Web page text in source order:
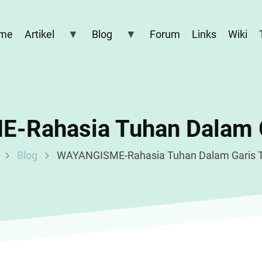
Artikel Blog Forum Links Wiki
Rahasia Tuhan Dalam
Blog WAYANGISME-Rahasia Tuhan Dalam Garis